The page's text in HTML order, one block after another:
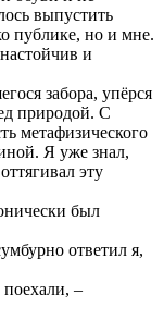
выпустить
публике, но и мне.
и
забора, упёрся
природой. С
метафизического
Я уже знал,
эту
был
ответил я,
–